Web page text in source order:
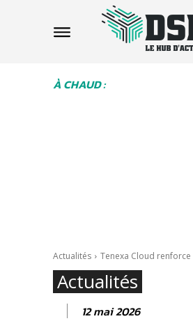
À CHAUD :
Actualités Tenexa Cloud
Actualités
12 mai 2026